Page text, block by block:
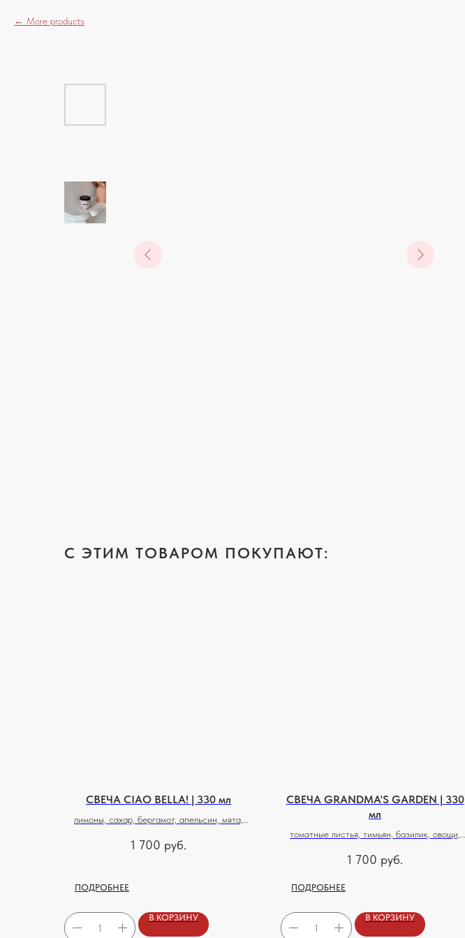
More products
C ЭТИМ ТОВАРОМ ПОКУПАЮТ:
СВЕЧА CIAO BELLA! | 330 мл
лимоны, сахар, бергамот, апельсин, мята,
1 700 руб.
ПОДРОБНЕЕ
В КОРЗИНУ
СВЕЧА GRANDMA'S GARDEN | 330
мл
томатные листья, тимьян, базилик, овощи,
1 700 руб.
ПОДРОБНЕЕ
В КОРЗИНУ